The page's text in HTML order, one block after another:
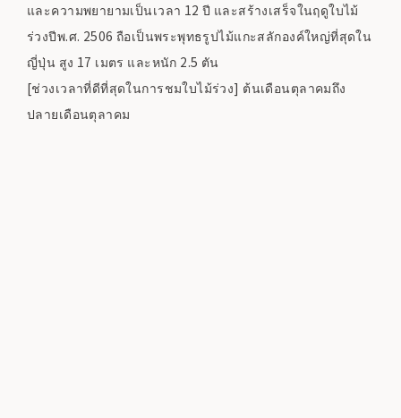
และความพยายามเป็นเวลา 12 ปี และสร้างเสร็จในฤดูใบไม้
ร่วงปีพ.ศ. 2506 ถือเป็นพระพุทธรูปไม้แกะสลักองค์ใหญ่ที่สุดใน
ญี่ปุ่น สูง 17 เมตร และหนัก 2.5 ตัน
[ช่วงเวลาที่ดีที่สุดในการชมใบไม้ร่วง] ต้นเดือนตุลาคมถึง
ปลายเดือนตุลาคม